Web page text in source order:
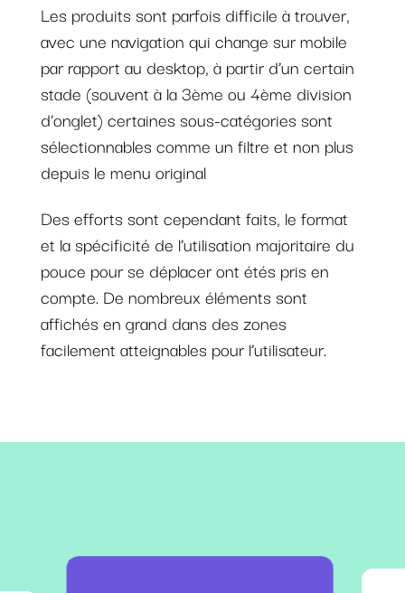
Les produits sont parfois difficile à trouver,
avec une navigation qui change sur mobile
par rapport au desktop, à partir d’un certain
stade (souvent à la 3ème ou 4ème division
d’onglet) certaines sous-catégories sont
sélectionnables comme un filtre et non plus
depuis le menu original
Des efforts sont cependant faits, le format
et la spécificité de l’utilisation majoritaire du
pouce pour se déplacer ont étés pris en
compte. De nombreux éléments sont
affichés en grand dans des zones
facilement atteignables pour l’utilisateur.